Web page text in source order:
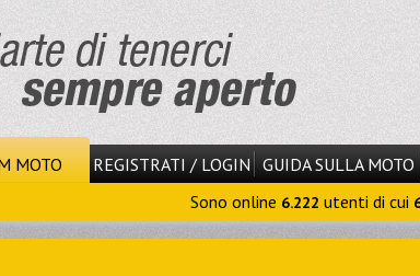
MOTO REGISTRATI / LOGIN GUIDA SULLA MOTO
Sono online 6.222 utenti di cui